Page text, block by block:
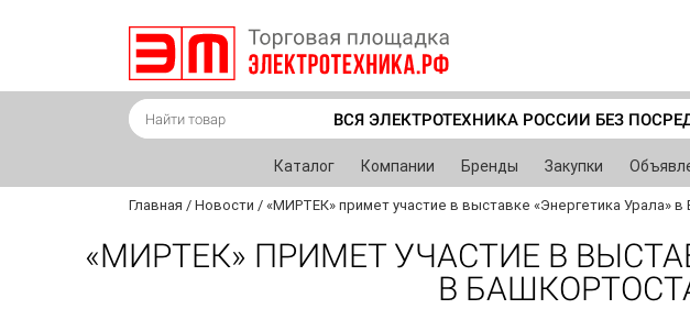
ВСЯ ЭЛЕКТРОТЕХНИКА РОССИИ БЕЗ
Каталог Компании Бренды Закупки
Главная / Новости / «МИРТЕК» примет участие в выставке «Энергетика Урала» в
«МИРТЕК» ПРИМЕТ УЧАСТИЕ В
В